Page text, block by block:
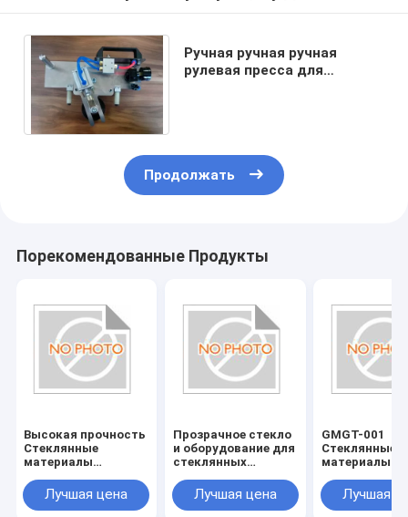
Ручная ручная ручная
рулевая пресса для
Продолжать
Порекомендованные Продукты
Высокая прочность
Стеклянные
материалы
инструменты
Устойчивые к
Лучшая цена
Прозрачное стекло
и оборудование для
стеклянных
Лучшая цена
GMGT-001
Стеклянные
материалы
инструменты
Страна
Лучшая